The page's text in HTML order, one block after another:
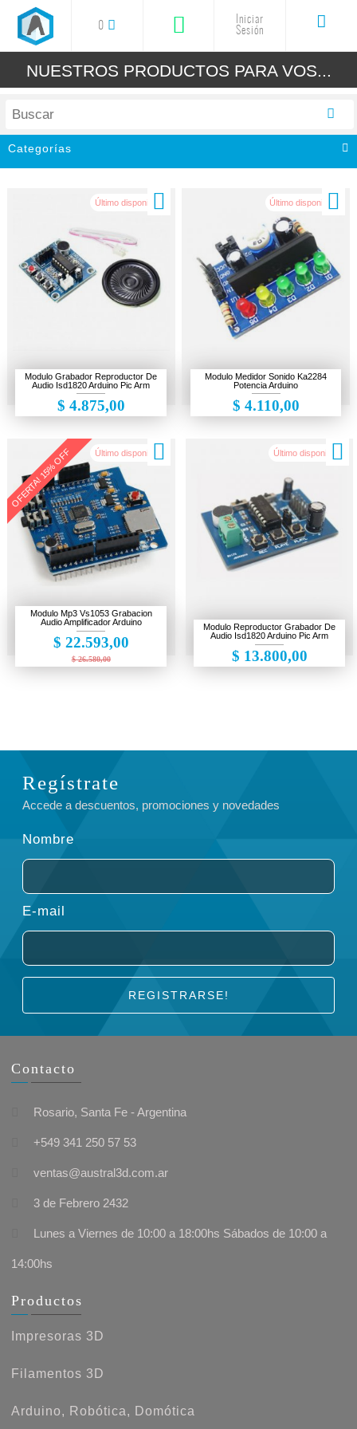
0
Iniciar
Sesión
NUESTROS PRODUCTOS PARA VOS...
Categorías
Filamentos 3D
Resinas 3D
Grabadoras Cortadora Laser
Cámaras de seguridad
Electrónica
Gaming
Herramientas
Impresiones 3D
Liquidación
Makers
Último disponible!
Modulo Grabador Reproductor De
Audio Isd1820 Arduino Pic Arm
$ 4.875,00
Último disponible!
Modulo Medidor Sonido Ka2284
Potencia Arduino
$ 4.110,00
OFERTA! 15% OFF Último disponible!
Modulo Mp3 Vs1053 Grabacion
Audio Amplificador Arduino
$ 26.580,00
$ 22.593,00
Último disponible!
Modulo Reproductor Grabador De
Audio Isd1820 Arduino Pic Arm
$ 13.800,00
Regístrate
Accede a descuentos, promociones y novedades
Nombre
E-mail
REGISTRARSE!
Contacto
Rosario, Santa Fe - Argentina
+549 341 250 57 53
ventas@austral3d.com.ar
3 de Febrero 2432
Lunes a Viernes de 10:00 a 18:00hs Sábados de 10:00 a
14:00hs
Productos
Impresoras 3D
Filamentos 3D
Arduino, Robótica, Domótica